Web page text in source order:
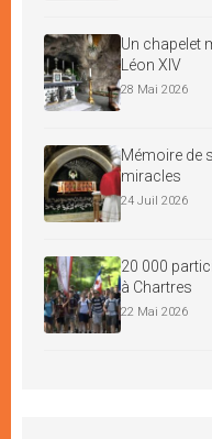
Un chapelet
Léon XIV
28 Mai 2026
Mémoire de
miracles
24 Juil 2026
20 000
à Chartres
22 Mai 2026